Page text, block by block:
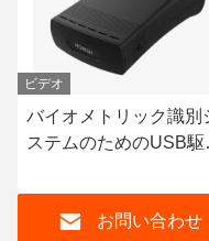
ビデオ
バイオメトリック識別
ステムのためのUSB駆
オメトリック装置
お問い合わせ